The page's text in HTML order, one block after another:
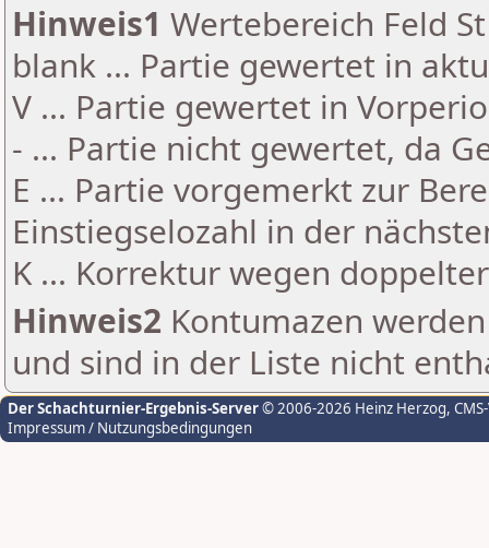
Hinweis1 Wertebereich Feld
blank ... Partie gewertet in
V ... Partie gewertet in
- ... Partie nicht gewertet, da
E ... Partie vorgemerkt zur
Einstiegselozahl in der
K ... Korrektur wegen
Hinweis2 Kontumazen
und sind in der Liste nicht
Der Schachturnier-Ergebnis-Server© 2006-2026 Heinz Herzog,
Impressum / Nutzungsbedingungen